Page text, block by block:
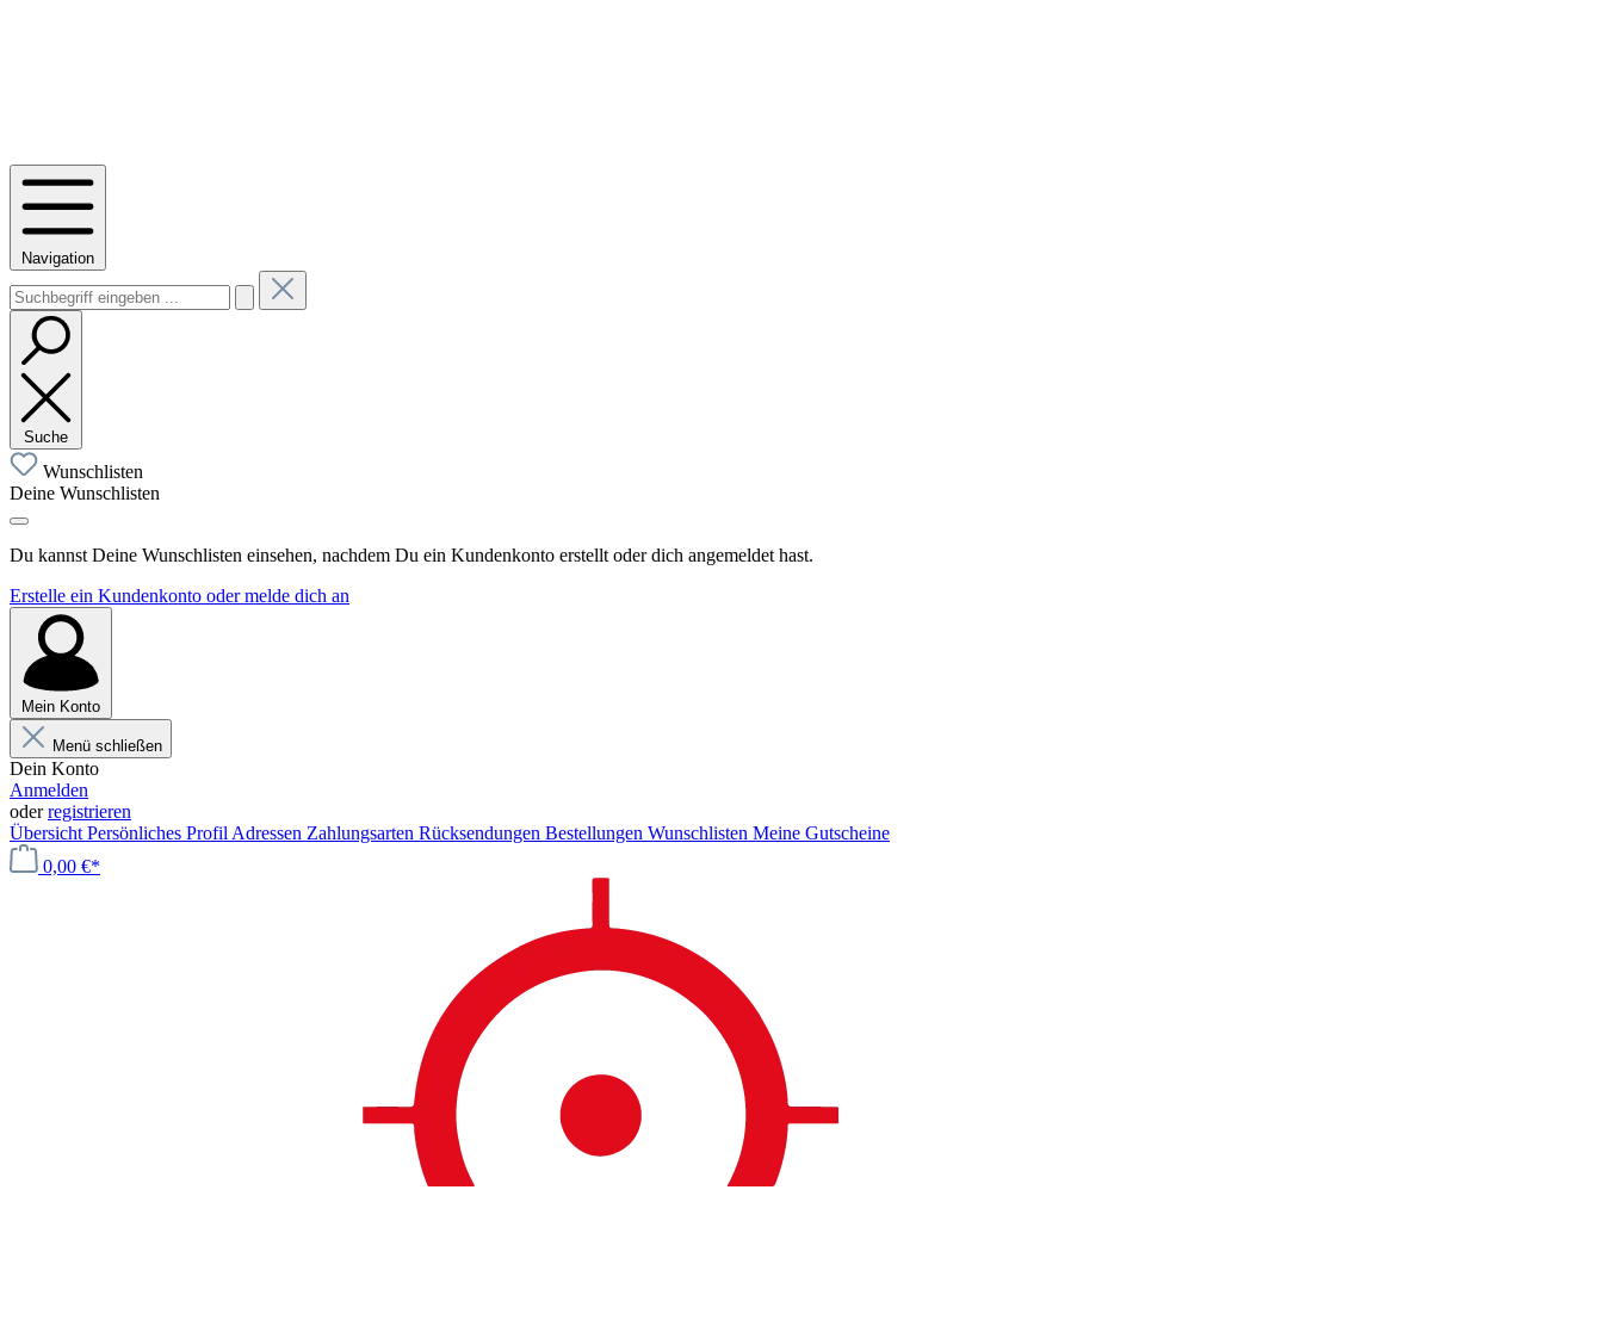
Navigation
Suche
Wunschlisten
Deine Wunschlisten
Du kannst Deine Wunschlisten einsehen, nachdem Du ein Kundenkonto erstellt oder dich angemeldet hast.
Erstelle ein Kundenkonto oder melde dich an
Mein Konto
Menü schließen
Dein Konto
Anmelden
oderregistrieren
Übersicht Persönliches Profil Adressen Zahlungsarten Rücksendungen Bestellungen Wunschlisten Meine Gutscheine
0,00 €*